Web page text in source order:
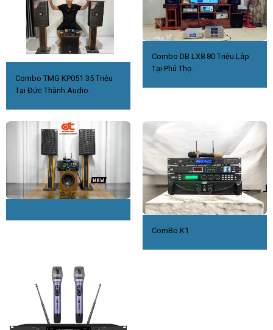
Combo TMG KP051 35 Triệu
Tại Đức Thành Audio.
Combo DB LX8 80 Triệu.Lắp
Tại Phú Thọ.
ComBo K1